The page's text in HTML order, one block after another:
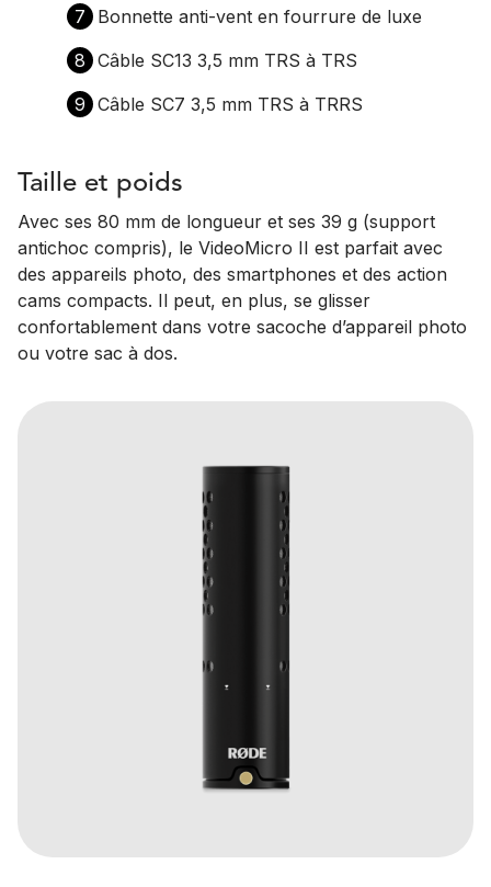
7
Bonnette anti-vent en fourrure de luxe
8 Câble SC13 3,5 mm TRS à TRS
9 Câble SC7 3,5 mm TRS à TRRS
Taille et poids
Avec ses 80 mm de longueur et ses 39 g (support
antichoc compris), le VideoMicro II est parfait avec
des appareils photo, des smartphones et des action
cams compacts. Il peut, en plus, se glisser
confortablement dans votre sacoche d’appareil photo
ou votre sac à dos.